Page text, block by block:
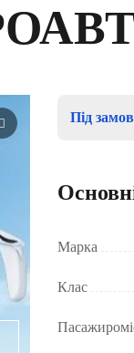
Під
Марка
Клас